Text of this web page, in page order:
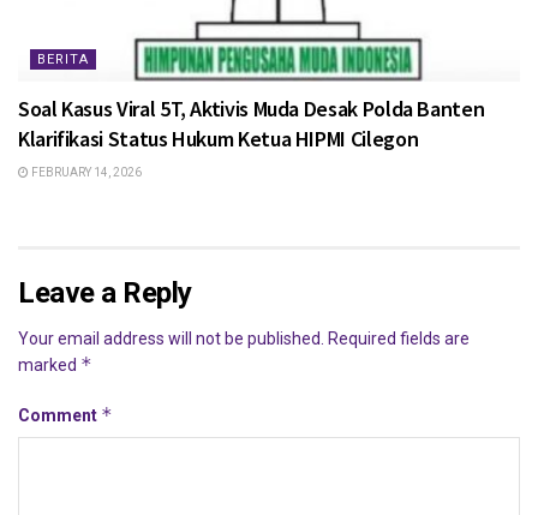
BERITA
Soal Kasus Viral 5T, Aktivis Muda Desak Polda Banten
Klarifikasi Status Hukum Ketua HIPMI Cilegon
FEBRUARY 14, 2026
Leave a Reply
Your email address will not be published. Required fields are
marked *
Comment *